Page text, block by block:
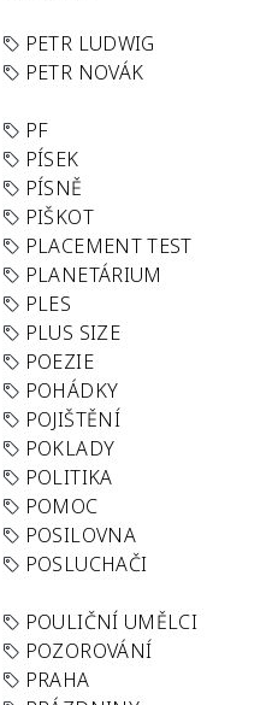
PETR LUDWIG
PETR NOVÁK
PF
PÍSEK
PÍSNĚ
PIŠKOT
PLACEMENT TEST
PLANETÁRIUM
PLES
PLUS SIZE
POEZIE
POHÁDKY
POJIŠTĚNÍ
POKLADY
POLITIKA
POMOC
POSILOVNA
POSLUCHAČI
POULIČNÍ UMĚLCI
POZOROVÁNÍ
PRAHA